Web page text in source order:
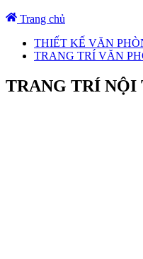
Trang chủ
THIẾT KẾ VĂN
TRANG TRÍ VĂN
TRANG TRÍ NỘI